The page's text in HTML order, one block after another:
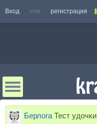
Вход или регистрация
Берлога Тест удочки